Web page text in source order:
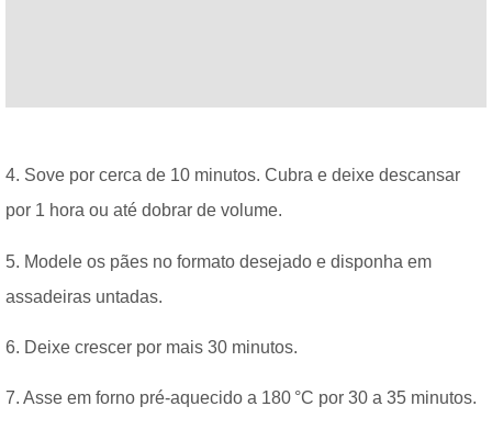
4. Sove por cerca de 10 minutos. Cubra e deixe descansar
por 1 hora ou até dobrar de volume.
5. Modele os pães no formato desejado e disponha em
assadeiras untadas.
6. Deixe crescer por mais 30 minutos.
7. Asse em forno pré-aquecido a 180 °C por 30 a 35 minutos.